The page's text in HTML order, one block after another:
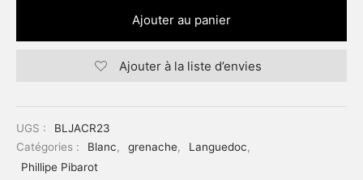
Ajouter au panier
Ajouter à la liste d’envies
UGS :
BLJACR23
Catégories :
Blanc, grenache, Languedoc,
Phillipe Pibarot